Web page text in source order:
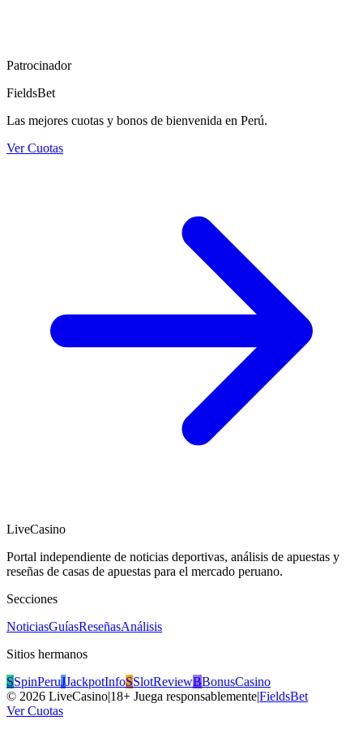
Patrocinador
FieldsBet
Las mejores cuotas y bonos de bienvenida en Perú.
Ver Cuotas
LiveCasino
Portal independiente de noticias deportivas, análisis de apuestas y
reseñas de casas de apuestas para el mercado peruano.
Secciones
NoticiasGuíasReseñasAnálisis
Sitios hermanos
SSpinPeruJJackpotInfoSSlotReviewBBonusCasino
© 2026 LiveCasino|18+ Juega responsablemente|FieldsBet
Ver Cuotas